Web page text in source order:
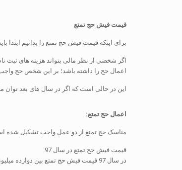
قیمت فیش حج تمتع
برای اینکه قیمت فیش حج تمتع را بدانیم
اگر شخصی از نظر مالی بتواند هزینه های
اعمال حج را داشته باشد؛ بر این شخص حج
این در حالی است که اگر در سال های بعد توان
اعمال حج تمتع:
مناسک حج تمتع از دو عمل واجب تشکیل شده
قیمت فیش حج تمتع در سال 97:
در سال 97 قیمت فیش حج تمتع بین دوازده میلیون و صد هزار تومان و هفده میلیون و صد هزار تومان متغیر بود.